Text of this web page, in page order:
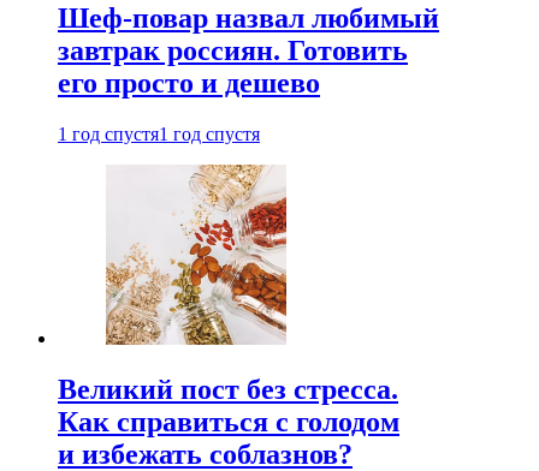
Шеф-повар назвал любимый
завтрак россиян. Готовить
его просто и дешево
1 год спустя1 год спустя
Великий пост без стресса.
Как справиться с голодом
и избежать соблазнов?